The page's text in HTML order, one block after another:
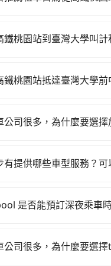
鐘、車費200元後，抵達
上，現在還不馬上來預
合你。註冊完iRent的
、Prius C、Vios這類乘
要還車時卻偏偏找不
鐵桃園站到臺灣大學叫計
也可考慮打電話至高
鐵桃園站抵達臺灣大學
里程數5公里內加收
公司很多，為什麼要選擇
性的取消訂單規定，
有提供哪些車型服務？可
覆您。
是否能預訂深夜乘車
公司很多，為什麼要選